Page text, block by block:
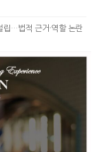
립…법적 근거·역할 논란